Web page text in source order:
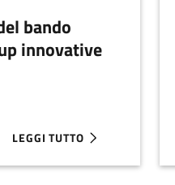
bando
innovative
LEGGI TUTTO
ABOUT APPROVATI GLI ESITI